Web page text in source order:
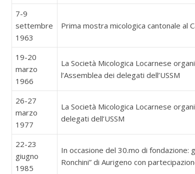
7-9
settembre
1963
Prima mostra micologica cantonale al
19-20
marzo
1966
La Società Micologica Locarnese
l’Assemblea dei delegati dell’USSM
26-27
marzo
1977
La Società Micologica Locarnese
delegati dell’USSM
22-23
giugno
1985
In occasione del 30.mo di fondazione:
Ronchini” di Aurigeno con